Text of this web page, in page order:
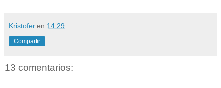
Kristofer en 14:29
Compartir
13 comentarios: